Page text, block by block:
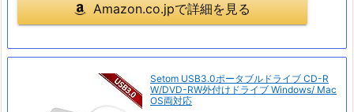
Amazon.co.jpで詳細を見る
Setom USB3.0ポータブルドライブ CD-R
W/DVD-RW外付けドライブ Windows/ Mac
OS両対応